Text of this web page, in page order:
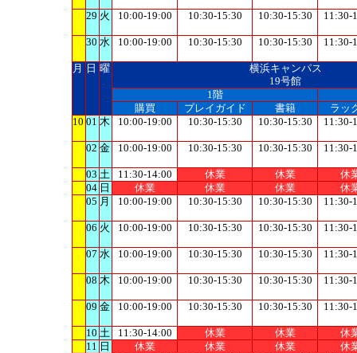
29 火 10:00-19:00 10:30-15:30 10:30-15:30 11:30-
30 水 10:00-19:00 10:30-15:30 10:30-15:30 11:30-
月 日 曜
横浜キャンパス
19号館
1階
購買
プレイガイド 書籍
ラッ
10 01 木 10:00-19:00 10:30-15:30 10:30-15:30 11:30-
02 金 10:00-19:00 10:30-15:30 10:30-15:30 11:30-
03 土 11:30-14:00 休業 休業
休
04 日 休業 休業 休業
休
05 月 10:00-19:00 10:30-15:30 10:30-15:30 11:30-
06 火 10:00-19:00 10:30-15:30 10:30-15:30 11:30-
07 水 10:00-19:00 10:30-15:30 10:30-15:30 11:30-
08 木 10:00-19:00 10:30-15:30 10:30-15:30 11:30-
09 金 10:00-19:00 10:30-15:30 10:30-15:30 11:30-
10 土 11:30-14:00 休業 休業
休
11 日 休業 休業 休業
休